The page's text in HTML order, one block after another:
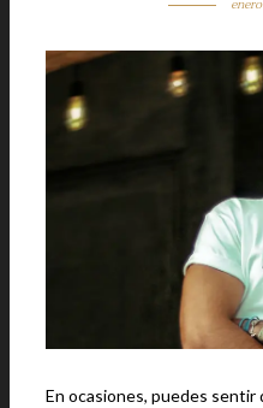
enero
En ocasiones, puedes sentir